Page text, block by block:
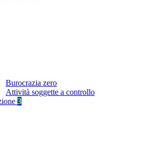
Burocrazia zero
Attività soggette a controllo
3